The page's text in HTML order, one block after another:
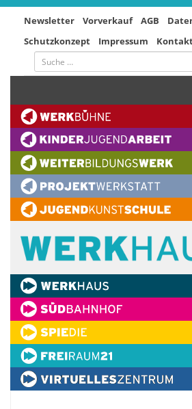
Newsletter Vorverkauf AGB
Schutzkonzept
Impressum